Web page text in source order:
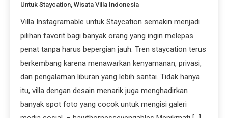
Untuk Staycation,Wisata Villa Indonesia
Villa Instagramable untuk Staycation semakin menjadi
pilihan favorit bagi banyak orang yang ingin melepas
penat tanpa harus bepergian jauh. Tren staycation terus
berkembang karena menawarkan kenyamanan, privasi,
dan pengalaman liburan yang lebih santai. Tidak hanya
itu, villa dengan desain menarik juga menghadirkan
banyak spot foto yang cocok untuk mengisi galeri